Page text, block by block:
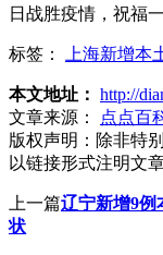
日战胜疫情，祝福
标签： 上海新增本
本文地址： http://
文章来源：
点点百
版权声明： 除非特
以链接形式注明文章
上一篇辽宁新增9例
状